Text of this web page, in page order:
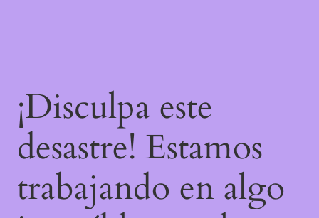
¡Disculpa este
desastre! Estamos
trabajando en algo